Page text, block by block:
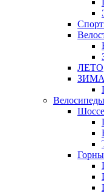
ЛЕТО
ЗИМА
Велосипеды